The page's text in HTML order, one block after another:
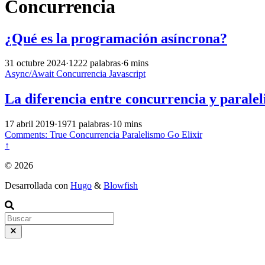
Concurrencia
¿Qué es la programación asíncrona?
31 octubre 2024·1222 palabras·6 mins
Async/AwaitConcurrencia Javascript
La diferencia entre concurrencia y
17 abril 2019·1971 palabras·10 mins
Comments: True Concurrencia Paralelismo Go Elixir
↑
© 2026
Desarrollada con Hugo & Blowfish